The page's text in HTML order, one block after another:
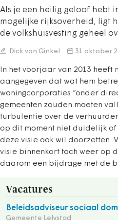
Als je een heilig geloof hebt
mogelijke rijksoverheid, ligt
de volkshuisvesting geheel
Dick van Ginkel 31 oktober
In het voorjaar van 2013 heeft
aangegeven dat wat hem
woningcorporaties “onder
gemeenten zouden moeten
turbulentie over de
op dit moment niet duidelijk of
deze visie ook wil doorzetten.
visie binnenkort toch weer op
daarom een bijdrage met de
Vacatures
Beleidsadviseur sociaal
Gemeente Lelystad